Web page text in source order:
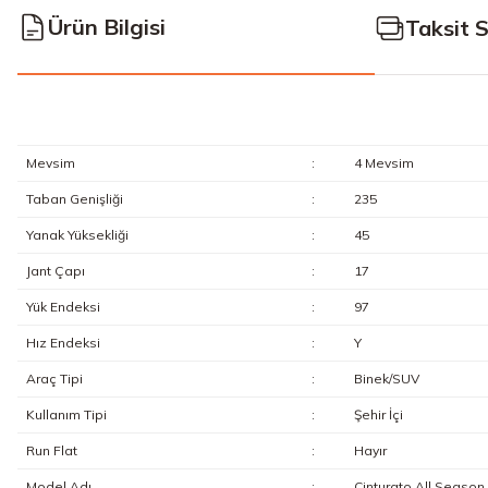
Ürün Bilgisi Taksit
Mevsim : 4 Mevsim
Taban Genişliği : 235
Yanak Yüksekliği : 45
Jant Çapı : 17
Yük Endeksi : 97
Hız Endeksi : Y
Araç Tipi : Binek/SUV
Kullanım Tipi : Şehir İçi
Run Flat : Hayır